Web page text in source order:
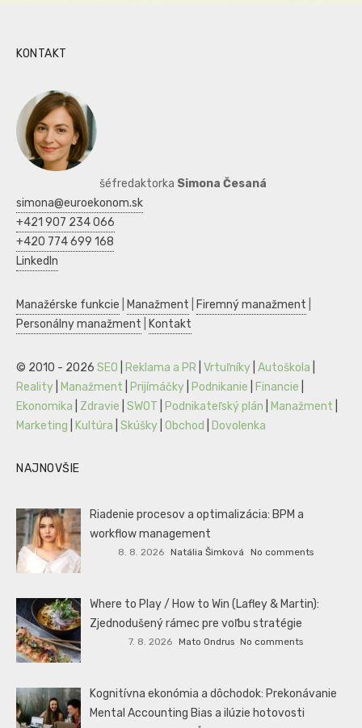
KONTAKT
šéfredaktorka Simona Česaná
simona@euroekonom.sk
+421 907 234 066
+420 774 699 168
LinkedIn
Manažérske funkcie Manažment Firemný manažment
Personálny manažment
Kontakt
© 2010 - 2026 SEO Reklama a PR Vrtuľníky Autoškola
Reality
Manažment Prijímáčky Podnikanie Financie
Ekonomika
Zdravie SWOT Podnikateľský plán Manažment
Marketing
Kultúra Skúšky Obchod Dovolenka
NAJNOVŠIE
Riadenie procesov a optimalizácia: BPM a
workflow management
8. 8. 2026 Natália Šimková No comments
Where to Play / How to Win (Lafley & Martin):
Zjednodušený rámec pre voľbu stratégie
7. 8. 2026 Mato Ondrus No comments
Kognitívna ekonómia a dôchodok: Prekonávanie
Mental Accounting Bias a ilúzie hotovosti